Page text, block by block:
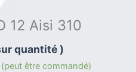
12 Aisi 310
quantité )
être commandé)